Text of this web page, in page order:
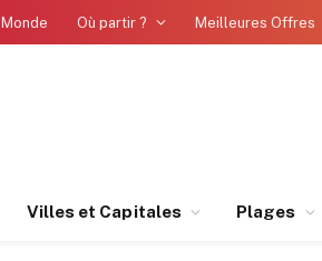
Monde Où partir ? Meilleures Offres
Villes et Capitales Plages